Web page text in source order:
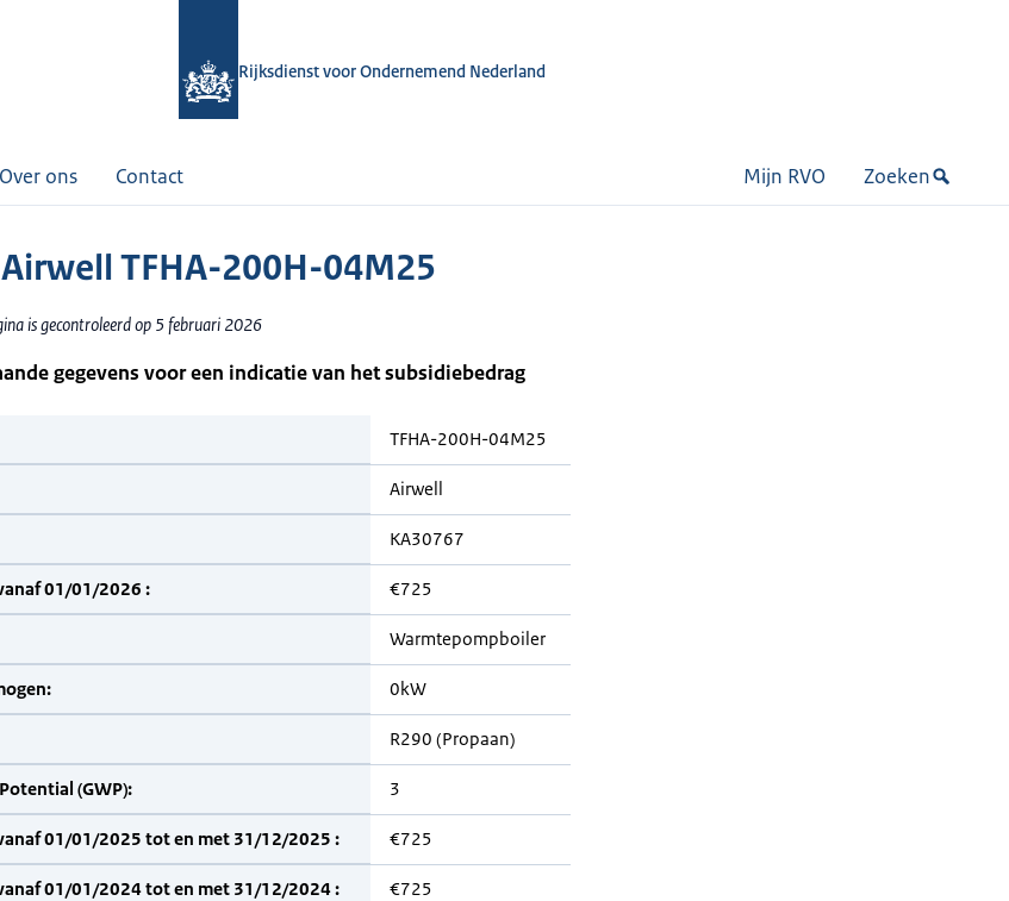
Rijksdienst voor Ondernemend Nederland
Over ons Contact Mijn RVO Zoeken
TFHA-200H-04M25
is gecontroleerd op 5 februari 2026
gegevens voor een indicatie van het subsidiebedrag
TFHA-200H-04M25
Airwell
KA30767
01/01/2026 : €725
Warmtepompboiler
0kW
R290 (Propaan)
(GWP): 3
01/01/2025 tot en met 31/12/2025 : €725
01/01/2024 tot en met 31/12/2024 : €725